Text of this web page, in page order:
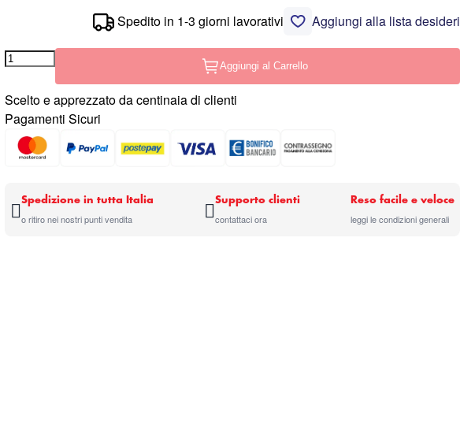
Aggiungi alla lista desideri
Spedito in 1-3 giorni lavorativi
Aggiungi al Carrello
Scelto e apprezzato da centinaia di clienti
Pagamenti Sicuri
Spedizione in tutta Italia
o ritiro nei nostri punti vendita
Supporto clienti
contattaci ora
Reso facile e veloce
leggi le condizioni generali